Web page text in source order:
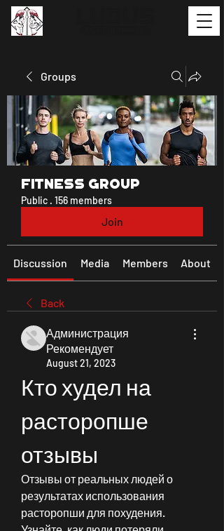
Groups
Fitness Group
Public · 156 members
Join
Discussion Media Members About
Back
Администрация
Рекомендует
August 21, 2023
Кто худел на
расторопше
отзывы
Отзывы от реальных людей о
результатах использования
расторопши для похудения.